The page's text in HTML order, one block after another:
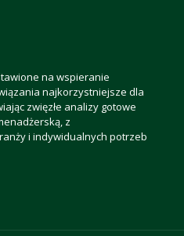
na wspieranie
najkorzystniejsze dla
zwięzłe analizy gotowe
z
i indywidualnych potrzeb